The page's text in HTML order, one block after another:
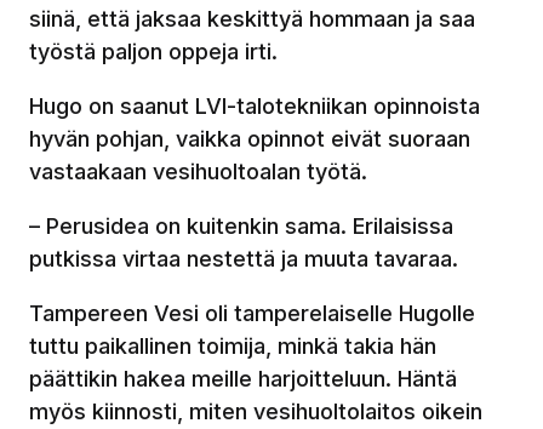
siinä, että jaksaa keskittyä hommaan ja saa
työstä paljon oppeja irti.
Hugo on saanut LVI-talotekniikan opinnoista
hyvän pohjan, vaikka opinnot eivät suoraan
vastaakaan vesihuoltoalan työtä.
– Perusidea on kuitenkin sama. Erilaisissa
putkissa virtaa nestettä ja muuta tavaraa.
Tampereen Vesi oli tamperelaiselle Hugolle
tuttu paikallinen toimija, minkä takia hän
päättikin hakea meille harjoitteluun. Häntä
myös kiinnosti, miten vesihuoltolaitos oikein